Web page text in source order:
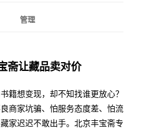
管理
斋让藏品卖对价
籍想变现，却不知找谁更放心？
商家坑骗、怕服务态度差、怕流
家迟迟不敢出手。北京丰宝斋专